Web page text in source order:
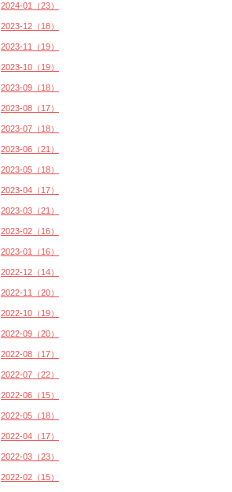
2024-01（23）
2023-12（18）
2023-11（19）
2023-10（19）
2023-09（18）
2023-08（17）
2023-07（18）
2023-06（21）
2023-05（18）
2023-04（17）
2023-03（21）
2023-02（16）
2023-01（16）
2022-12（14）
2022-11（20）
2022-10（19）
2022-09（20）
2022-08（17）
2022-07（22）
2022-06（15）
2022-05（18）
2022-04（17）
2022-03（23）
2022-02（15）